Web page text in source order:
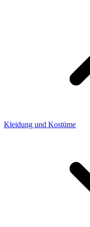
Kleidung und Kostüme